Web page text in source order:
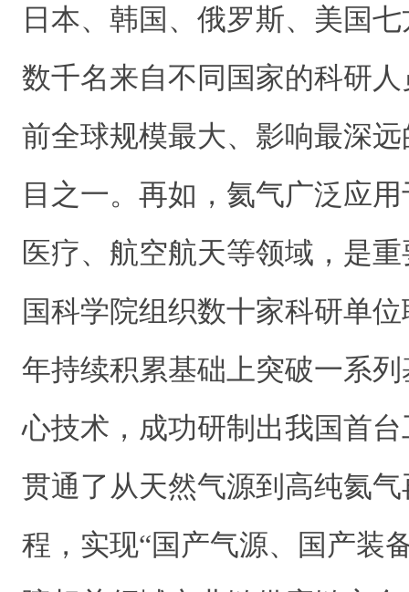
日本、韩国、俄罗斯、美国
数千名来自不同国家的科研
前全球规模最大、影响最深
目之一。再如，氦气广泛应
医疗、航空航天等领域，是
国科学院组织数十家科研单
年持续积累基础上突破一系
心技术，成功研制出我国首
贯通了从天然气源到高纯氦
程，实现“国产气源、国产装